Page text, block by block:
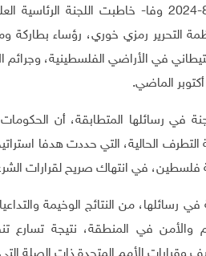
رام الله 25-8-2024 وفا- خاطبت
التحرير رمزي خوري، رؤساء
في الأراضي الفلسطينية،
الماضي.
في رسائلها المتطابقة، أن
الحالية، التي حددت هدفا
فلسطين، في انتهاك صريح لقرارات
في رسائلها، من النتائج الوخيمة
والأمن في المنطقة، نتيجة تسارع